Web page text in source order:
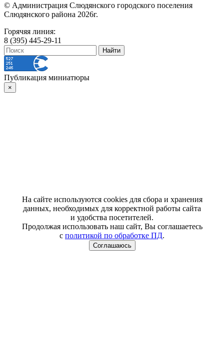
© Администрация Слюдянского городского поселения
Слюдянского района 2026г.
Горячяя линия:
8 (395) 445-29-11
Публикация миниатюры
×
На сайте используются cookies для сбора и хранения
данных, необходимых для корректной работы сайта
и удобства посетителей.
Продолжая использовать наш сайт, Вы соглашаетесь
с политикой по обработке ПД.
Соглашаюсь